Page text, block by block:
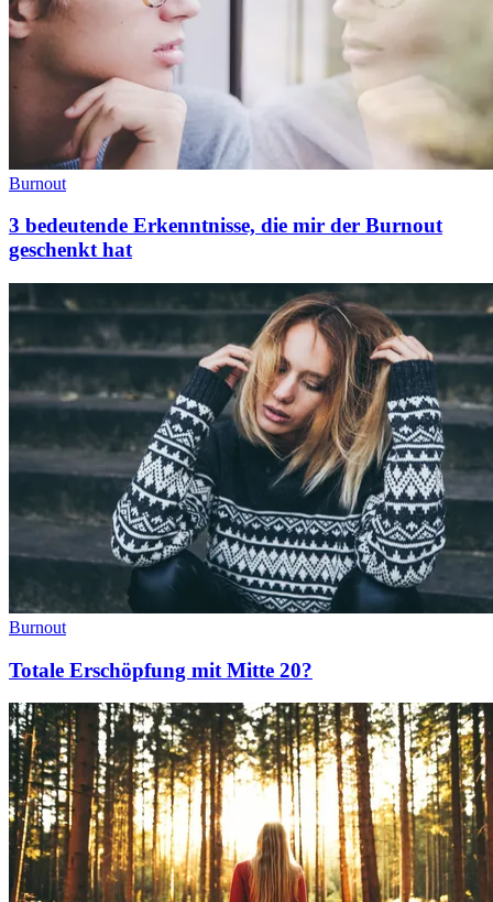
Burnout
3 bedeutende Erkenntnisse, die mir der Burnout
geschenkt hat
Burnout
Totale Erschöpfung mit Mitte 20?